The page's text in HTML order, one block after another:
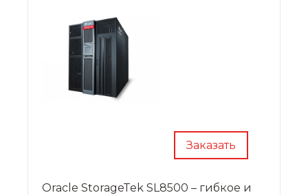
Заказать
Oracle StorageTek SL8500 – гибкое и